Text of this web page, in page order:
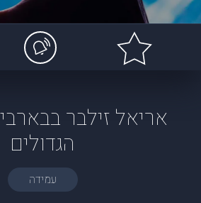
אריאל זילבר
הגדולים
עמידה